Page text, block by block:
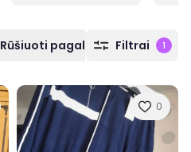
Rūšiuoti pagal Filtrai 1
0